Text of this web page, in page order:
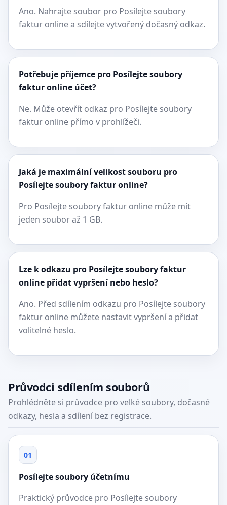
Ano. Nahrajte soubor pro Posílejte soubory
faktur online a sdílejte vytvořený dočasný odkaz.
Potřebuje příjemce pro Posílejte soubory
faktur online účet?
Ne. Může otevřít odkaz pro Posílejte soubory
faktur online přímo v prohlížeči.
Jaká je maximální velikost souboru pro
Posílejte soubory faktur online?
Pro Posílejte soubory faktur online může mít
jeden soubor až 1 GB.
Lze k odkazu pro Posílejte soubory faktur
online přidat vypršení nebo heslo?
Ano. Před sdílením odkazu pro Posílejte soubory
faktur online můžete nastavit vypršení a přidat
volitelné heslo.
Průvodci sdílením souborů
Prohlédněte si průvodce pro velké soubory, dočasné
odkazy, hesla a sdílení bez registrace.
01
Posílejte soubory účetnímu
Praktický průvodce pro Posílejte soubory